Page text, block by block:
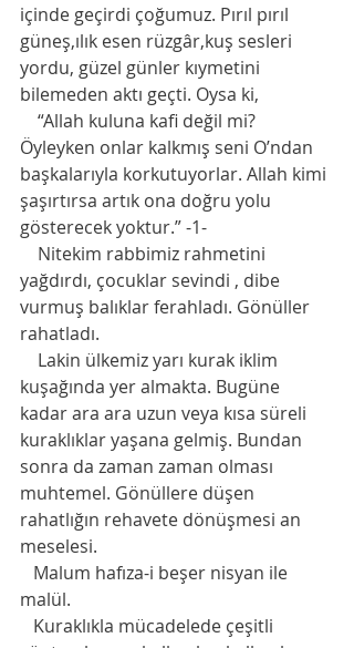
içinde geçirdi çoğumuz. Pırıl pırıl
güneş,ılık esen rüzgâr,kuş sesleri
yordu, güzel günler kıymetini
bilemeden aktı geçti. Oysa ki,
Öyleyken onlar kalkmış seni O’ndan
başkalarıyla korkutuyorlar. Allah kimi
şaşırtırsa artık ona doğru yolu
gösterecek yoktur.” -1-
yağdırdı, çocuklar sevindi , dibe
vurmuş balıklar ferahladı. Gönüller
rahatladı.
kuşağında yer almakta. Bugüne
kadar ara ara uzun veya kısa süreli
kuraklıklar yaşana gelmiş. Bundan
sonra da zaman zaman olması
muhtemel. Gönüllere düşen
rahatlığın rehavete dönüşmesi an
meselesi.
malül.